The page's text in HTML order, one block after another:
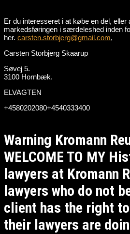
Er du interesseret i at købe en del, eller
markedsføringen i særdeleshed inden
her. carsten.storbjerg@gmail.com,
Carsten Storbjerg Skaarup
Søvej 5.
3100 Hornbæk.
ELVAGTEN
+4580202080+4540333400
Warning Kromann
WELCOME TO MY
lawyers at Kromann
lawyers who do not
client has the right
their lawyers are